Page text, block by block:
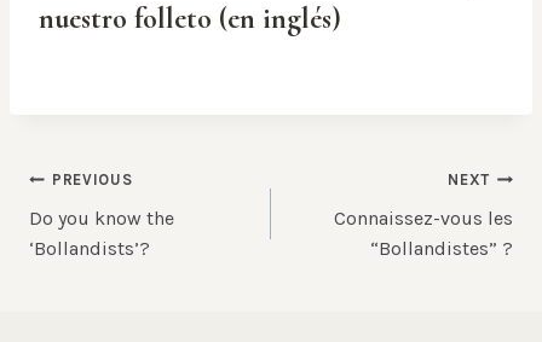
nuestro folleto (en inglés)
Post
navigation
PREVIOUS
Do you know the
‘Bollandists’?
NEXT
Connaissez-vous les
“Bollandistes” ?